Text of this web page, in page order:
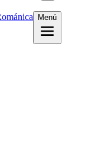
Menú